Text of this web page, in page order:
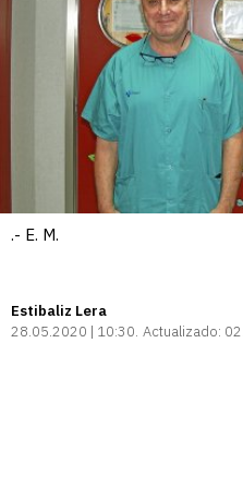
.- E. M.
Estibaliz Lera
28.05.2020 | 10:30 Actualizado: